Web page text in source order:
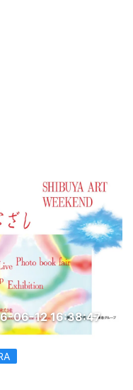
06-12 16:38:47